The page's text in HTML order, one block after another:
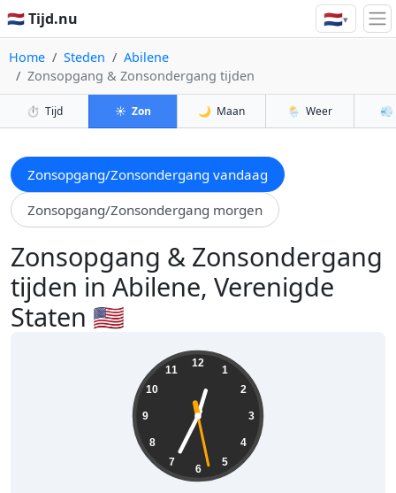
🇳🇱 Tijd.nu 🇳🇱▾
Home Steden
Abilene
Zonsopgang & Zonsondergang tijden
⏱️ Tijd ☀️ Zon 🌙 Maan 🌦️ Weer 💨
Zonsopgang/Zonsondergang vandaag
Zonsopgang/Zonsondergang morgen
Zonsopgang & Zonsondergang
tijden in Abilene, Verenigde
Staten 🇺🇸
12
1
2
3
4
5
6
7
8
9
10
11